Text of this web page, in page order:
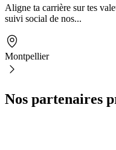
Aligne ta carrière sur tes
suivi social de nos...
Montpellier
Nos partenaires